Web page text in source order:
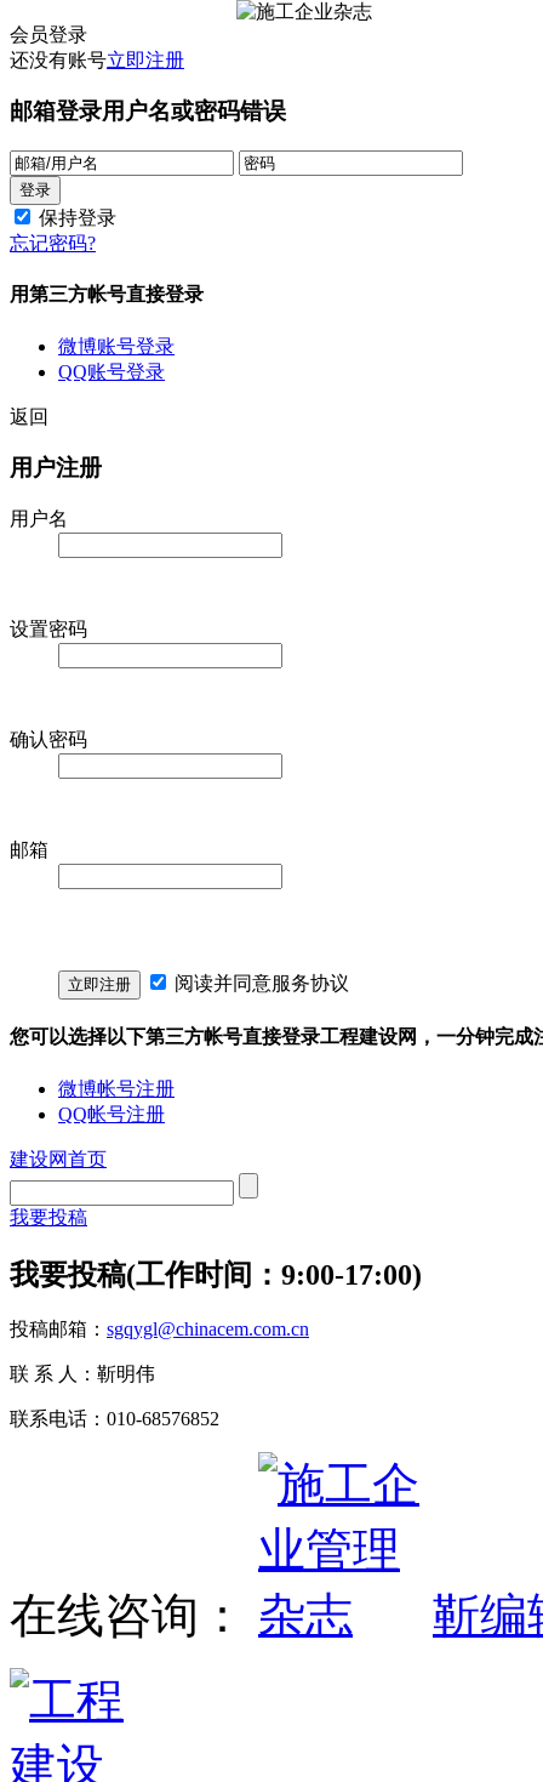
会员登录
还没有账号立即注册
邮箱登录用户名或密码错误
保持登录
忘记密码?
用第三方帐号直接登录
微博账号登录
QQ账号登录
返回
用户注册
用户名
设置密码
确认密码
邮箱
阅读并同意服务协议
您可以选择以下第三方帐号直接登录工程建设网，一分钟完成
微博帐号注册
QQ帐号注册
建设网首页
我要投稿
我要投稿(工作时间：9:00-17:00)
投稿邮箱： sgqygl@chinacem.com.cn
联 系 人：靳明伟
联系电话：010-68576852
在线咨询： 靳编